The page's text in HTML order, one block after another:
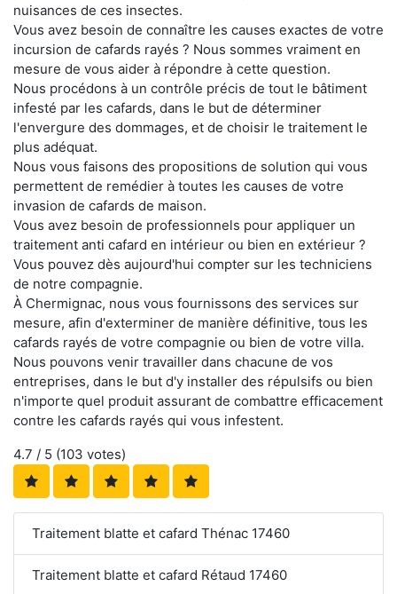
nuisances de ces insectes.
Vous avez besoin de connaître les causes exactes de votre
incursion de cafards rayés ? Nous sommes vraiment en
mesure de vous aider à répondre à cette question.
Nous procédons à un contrôle précis de tout le bâtiment
infesté par les cafards, dans le but de déterminer
l'envergure des dommages, et de choisir le traitement le
plus adéquat.
Nous vous faisons des propositions de solution qui vous
permettent de remédier à toutes les causes de votre
invasion de cafards de maison.
Vous avez besoin de professionnels pour appliquer un
traitement anti cafard en intérieur ou bien en extérieur ?
Vous pouvez dès aujourd'hui compter sur les techniciens
de notre compagnie.
À Chermignac, nous vous fournissons des services sur
mesure, afin d'exterminer de manière définitive, tous les
cafards rayés de votre compagnie ou bien de votre villa.
Nous pouvons venir travailler dans chacune de vos
entreprises, dans le but d'y installer des répulsifs ou bien
n'importe quel produit assurant de combattre efficacement
contre les cafards rayés qui vous infestent.
4.7 / 5 (103 votes)
Traitement blatte et cafard Thénac 17460
Traitement blatte et cafard Rétaud 17460